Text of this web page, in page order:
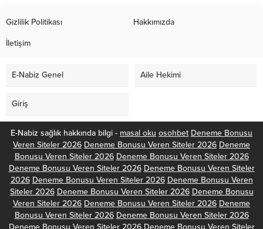
Gizlilik Politikası Hakkımızda
İletişim
E-Nabiz Genel Aile Hekimi
Giriş
E-Nabiz sağlık hakkında bilgi - masal oku osohbet Deneme Bonusu
Veren Siteler 2026 Deneme Bonusu Veren Siteler 2026 Deneme
Bonusu Veren Siteler 2026 Deneme Bonusu Veren Siteler 2026
Deneme Bonusu Veren Siteler 2026 Deneme Bonusu Veren Siteler
2026 Deneme Bonusu Veren Siteler 2026 Deneme Bonusu Veren
Siteler 2026 Deneme Bonusu Veren Siteler 2026 Deneme Bonusu
Veren Siteler 2026 Deneme Bonusu Veren Siteler 2026 Deneme
Bonusu Veren Siteler 2026 Deneme Bonusu Veren Siteler 2026
Deneme Bonusu Veren Siteler 2026 Deneme Bonusu Veren Siteler